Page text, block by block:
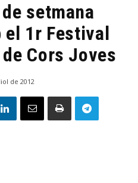
setmana
el 1r Festival
Cors Joves
de 2012